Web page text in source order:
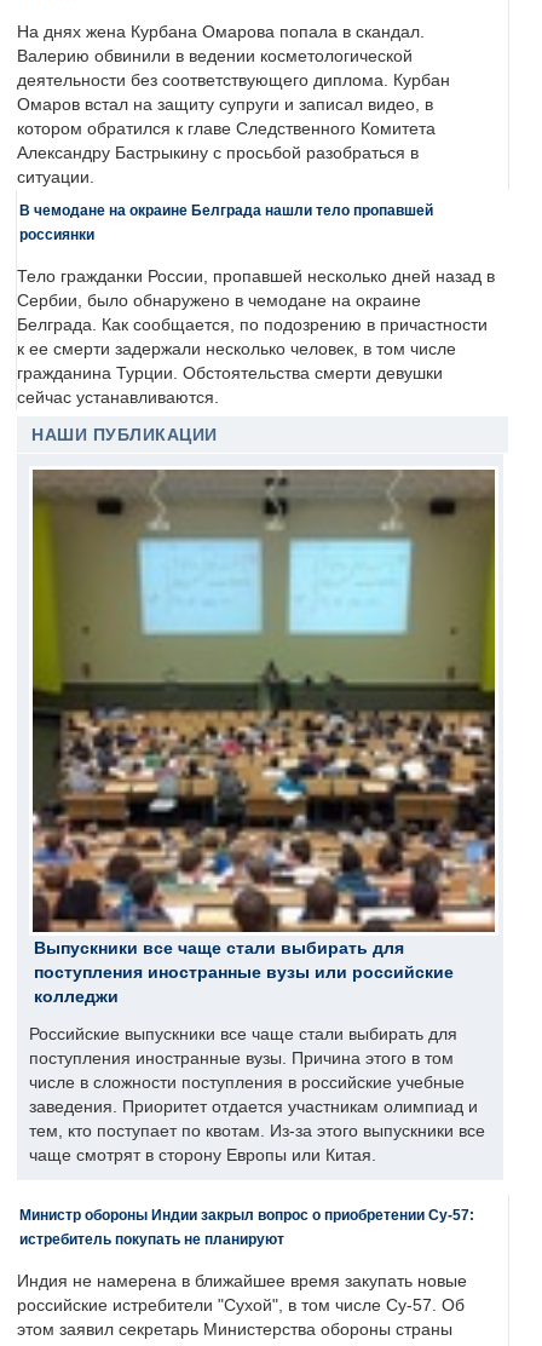
На днях жена Курбана Омарова попала в скандал.
Валерию обвинили в ведении косметологической
деятельности без соответствующего диплома. Курбан
Омаров встал на защиту супруги и записал видео, в
котором обратился к главе Следственного Комитета
Александру Бастрыкину с просьбой разобраться в
ситуации.
В чемодане на окраине Белграда нашли тело пропавшей
россиянки
Тело гражданки России, пропавшей несколько дней назад в
Сербии, было обнаружено в чемодане на окраине
Белграда. Как сообщается, по подозрению в причастности
к ее смерти задержали несколько человек, в том числе
гражданина Турции. Обстоятельства смерти девушки
сейчас устанавливаются.
НАШИ ПУБЛИКАЦИИ
Выпускники все чаще стали выбирать для
поступления иностранные вузы или российские
колледжи
Российские выпускники все чаще стали выбирать для
поступления иностранные вузы. Причина этого в том
числе в сложности поступления в российские учебные
заведения. Приоритет отдается участникам олимпиад и
тем, кто поступает по квотам. Из-за этого выпускники все
чаще смотрят в сторону Европы или Китая.
Министр обороны Индии закрыл вопрос о приобретении Су-57:
истребитель покупать не планируют
Индия не намерена в ближайшее время закупать новые
российские истребители "Сухой", в том числе Су-57. Об
этом заявил секретарь Министерства обороны страны